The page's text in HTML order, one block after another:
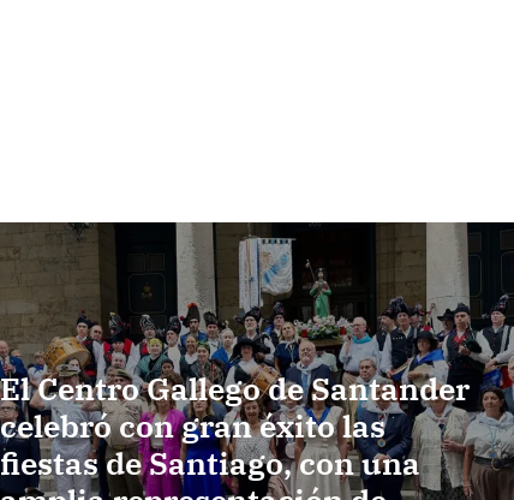
El Centro Gallego de Santander
celebró con gran éxito las
fiestas de Santiago, con una